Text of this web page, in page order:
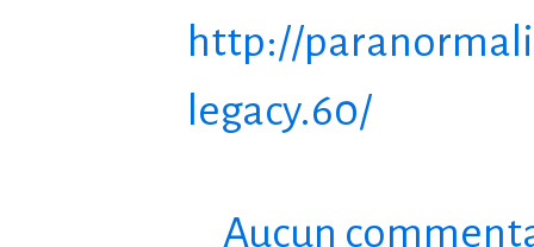
http://
legacy.60/
Aucun